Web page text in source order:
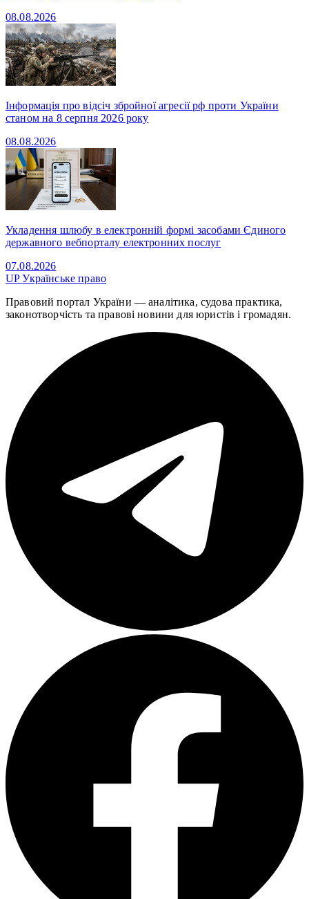
08.08.2026
Інформація про відсіч збройної агресії рф проти України
станом на 8 серпня 2026 року
08.08.2026
Укладення шлюбу в електронній формі засобами Єдиного
державного вебпорталу електронних послуг
07.08.2026
UPУкраїнське право
Правовий портал України — аналітика, судова практика,
законотворчість та правові новини для юристів і громадян.